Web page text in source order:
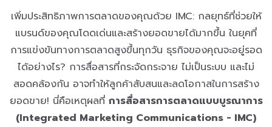
เพิ่มประสิทธิภาพการตลาดของคุณด้วย IMC: กลยุทธ์ที่ช่วยให้
แบรนด์ของคุณโดดเด่นและสร้างยอดขายได้มากขึ้น ในยุคที่
การแข่งขันทางการตลาดสูงขึ้นทุกวัน ธุรกิจของคุณจะอยู่รอด
ได้อย่างไร? การสื่อสารที่กระจัดกระจาย ไม่เป็นระบบ และไม่
สอดคล้องกัน อาจทำให้ลูกค้าสับสนและลดโอกาสในการสร้าง
ยอดขาย! นี่คือเหตุผลที่ การสื่อสารการตลาดแบบบูรณาการ
(Integrated Marketing Communications - IMC)